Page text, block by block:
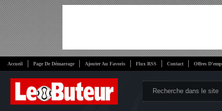
Accueil Page De Démarrage Ajouter Au Favoris Flux RSS Contact Offres